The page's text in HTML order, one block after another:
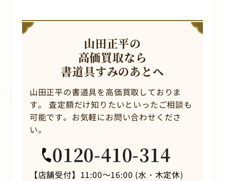
山田正平の
高価買取なら
書道具すみのあとへ
山田正平の書道具を高価買取しておりま
す。
査定額だけ知りたいといったご相談も
可能です。お気軽にお問い合わせくださ
い。
0120-410-314
【店舗受付】 11:00～16:00 (水・木定休)